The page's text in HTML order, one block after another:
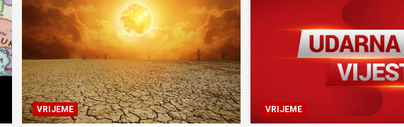
VRIJEME VRIJEME